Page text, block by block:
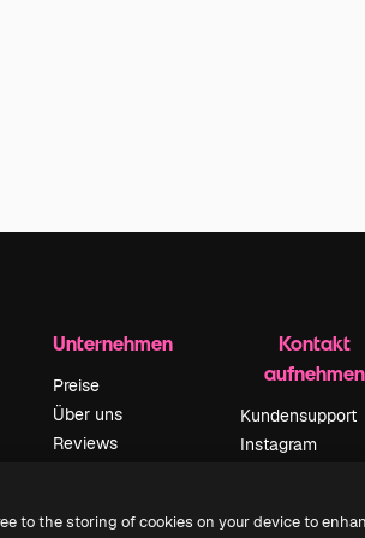
Unternehmen
Preise
Über uns
Reviews
Blog
Kontakt
aufnehmen
Kundensupport
Instagram
TikTok
to the storing of cookies on your device to